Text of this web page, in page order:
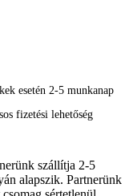
esetén 2-5 munkanap
fizetési lehetőség
szállítja 2-5
alapszik. Partnerünk